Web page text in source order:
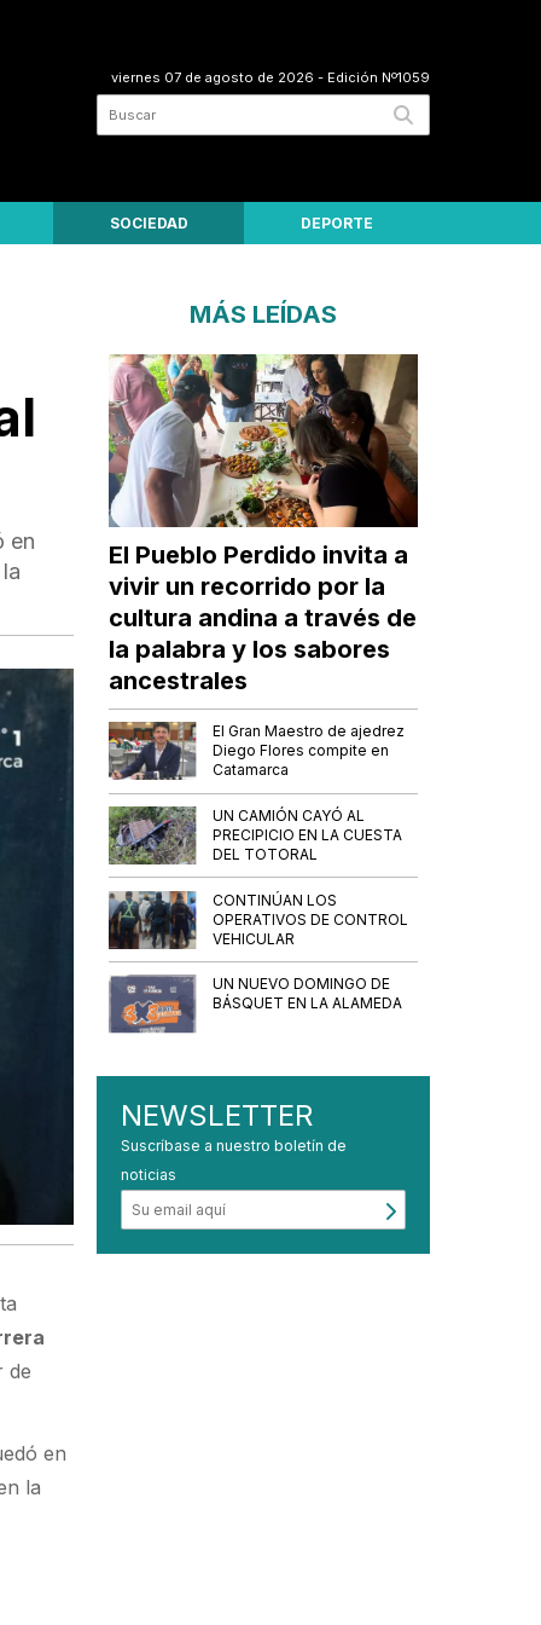
viernes 07 de agosto de 2026 - Edición Nº1059
SOCIEDAD DEPORTE
en
de
en
la
MÁS LEÍDAS
El Pueblo Perdido invita a
vivir un recorrido por la
cultura andina a través de
la palabra y los sabores
ancestrales
El Gran Maestro de ajedrez
Diego Flores compite en
Catamarca
UN CAMIÓN CAYÓ AL
PRECIPICIO EN LA CUESTA
DEL TOTORAL
CONTINÚAN LOS
OPERATIVOS DE CONTROL
VEHICULAR
UN NUEVO DOMINGO DE
BÁSQUET EN LA ALAMEDA
NEWSLETTER
Suscríbase a nuestro boletín de
noticias